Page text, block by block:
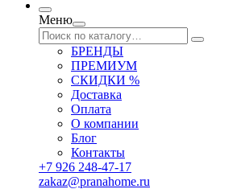
Меню
БРЕНДЫ
ПРЕМИУМ
СКИДКИ %
Доставка
Оплата
О компании
Блог
Контакты
+7 926 248-47-17
zakaz@pranahome.ru